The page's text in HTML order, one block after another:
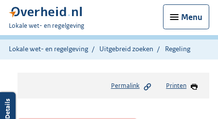
Menu
U
bent
hier:
Lokale wet- en regelgeving
Lokale wet- en regelgeving Uitgebreid zoeken Regeling
Permalink Printen